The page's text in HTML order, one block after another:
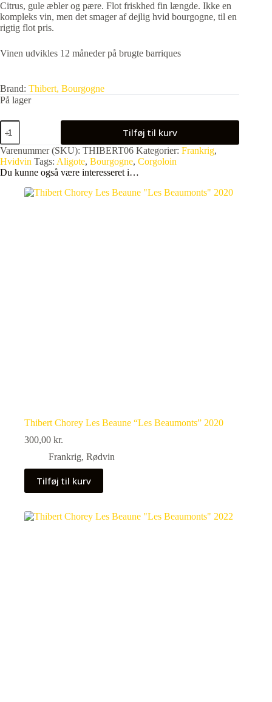
Citrus, gule æbler og pære. Flot friskhed fin længde. Ikke en
kompleks vin, men det smager af dejlig hvid bourgogne, til en
rigtig flot pris.
Vinen udvikles 12 måneder på brugte barriques
Brand: Thibert, Bourgogne
På lager
Thibert
Aligote
"Les
Epenottes"
2022
antal
Tilføj til kurv
Varenummer (SKU): THIBERT06 Kategorier: Frankrig,
Hvidvin Tags: Aligote, Bourgogne, Corgoloin
Du kunne også være interesseret i…
Thibert Chorey Les Beaune “Les Beaumonts” 2020
300,00 kr.
Frankrig, Rødvin
Tilføj til kurv